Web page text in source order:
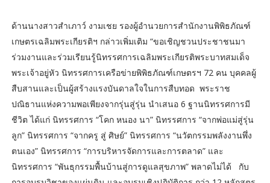
ด้านนางสาวสำเภาว์ งามเชย รองผู้อำนวยการสำนักงานพิพิธภัณฑ์
เกษตรเฉลิมพระเกียรติฯ กล่าวเพิ่มเติม “ขอเชิญชวนประชาชนมา
ร่วมงานและร่วมเรียนรู้นิทรรศการเฉลิมพระเกียรติพระบาทสมเด็จ
พระเจ้าอยู่หัว นิทรรศการเครือข่ายพิพิธภัณฑ์เกษตรฯ 72 คน บุคคลผู้
สืบสานและเป็นผู้สร้างแรงบันดาลใจในการสืบทอด พระราช
ปณิธานแห่งความพอเพียงจากรุ่นสู่รุ่น นำเสนอ 6 ฐานนิทรรศการมี
ชีวิต ได้แก่ นิทรรศการ “โคก หนอง นา” นิทรรศการ “จากพ่อแม่สู่รุ่น
ลูก” นิทรรศการ “จากครู สู่ ศิษย์” นิทรรศการ “นวัตกรรมพลังงานพึ่ง
ตนเอง” นิทรรศการ “การบริหารจัดการและการตลาด” และ
นิทรรศการ “พันธุกรรมพื้นบ้านสู่การดูแลสุขภาพ” พลาดไม่ได้ กับ